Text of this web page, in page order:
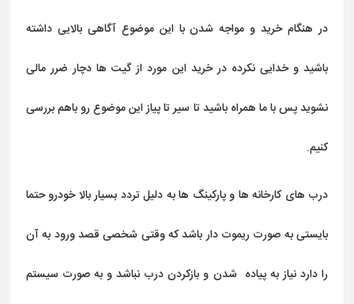
در هنگام خرید و مواجه شدن با این موضوع آگاهی بالایی داشته
باشید و خدایی نکرده در خرید این مورد از گیت ها دچار ضرر مالی
نشوید پس با ما همراه باشید تا سیر تا پیاز این موضوع رو باهم بررسی
کنیم.
درب های کارخانه ها و پارکینگ ها به دلیل تردد بسیار بالا خودرو حتما
بایستی به صورت ریموت دار باشد که وقتی شخصی قصد ورود به آن
را دارد نیاز به پیاده شدن و بازکردن درب نباشد و به صورت سیستم